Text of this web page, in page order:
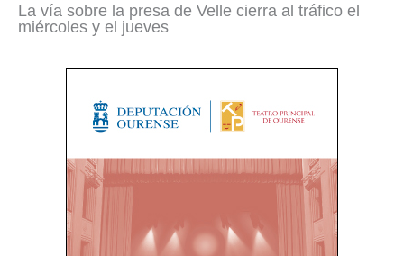
La vía sobre la presa de Velle cierra al tráfico el
miércoles y el jueves